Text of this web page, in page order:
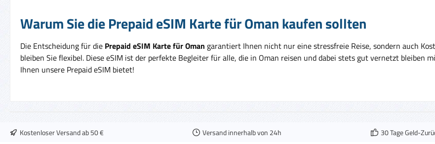
Warum Sie die Prepaid eSIM Karte für Oman kaufen sollten
Die Entscheidung für die Prepaid eSIM Karte für Oman garantiert Ihnen nicht nur eine stressfreie Reise, sondern auch
bleiben Sie flexibel. Diese eSIM ist der perfekte Begleiter für alle, die in Oman reisen und dabei stets gut vernetzt bleiben
Ihnen unsere Prepaid eSIM bietet!
Kostenloser Versand ab 50 € Versand innerhalb von 24h 30 Tage Geld-